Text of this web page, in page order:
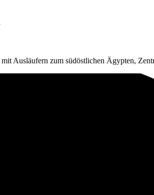
Ausläufern zum südöstlichen Ägypten,